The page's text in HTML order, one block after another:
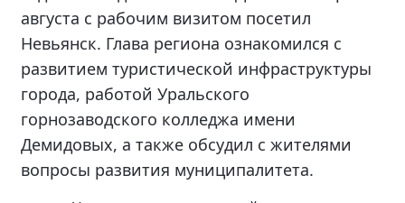
августа с рабочим визитом посетил
Невьянск. Глава региона ознакомился с
развитием туристической инфраструктуры
города, работой Уральского
горнозаводского колледжа имени
Демидовых, а также обсудил с жителями
вопросы развития муниципалитета.